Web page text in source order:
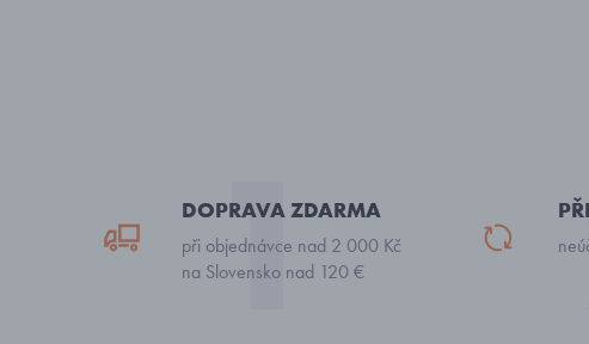
DOPRAVA ZDARMA
při objednávce nad 2 000 Kč
na Slovensko nad 120 €